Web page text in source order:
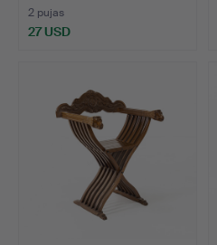
2 pujas
27 USD